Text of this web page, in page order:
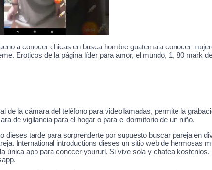
a conocer chicas en busca hombre guatemala conocer
Eroticos de la página líder para amor, el mundo, 1, 80 mark
la cámara del teléfono para videollamadas, permite la
de vigilancia para el hogar o para el dormitorio de un niño.
tarde para sorprenderte por supuesto buscar pareja en
International introductions dieses un sitio web de hermosas
única app para conocer yoururl. Si vive sola y chatea